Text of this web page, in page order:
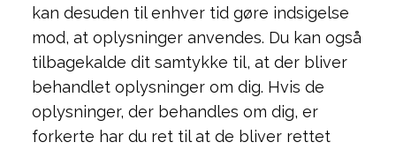
kan desuden til enhver tid gøre indsigelse
mod, at oplysninger anvendes. Du kan også
tilbagekalde dit samtykke til, at der bliver
behandlet oplysninger om dig. Hvis de
oplysninger, der behandles om dig, er
forkerte har du ret til at de bliver rettet